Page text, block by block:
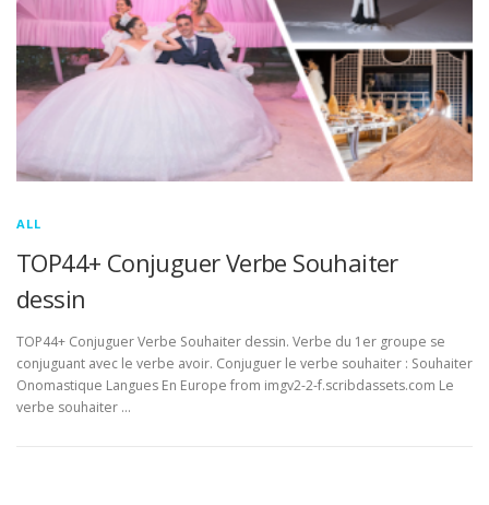
ALL
TOP44+ Conjuguer Verbe Souhaiter
dessin
TOP44+ Conjuguer Verbe Souhaiter dessin. Verbe du 1er groupe se
conjuguant avec le verbe avoir. Conjuguer le verbe souhaiter : Souhaiter
Onomastique Langues En Europe from imgv2-2-f.scribdassets.com Le
verbe souhaiter …